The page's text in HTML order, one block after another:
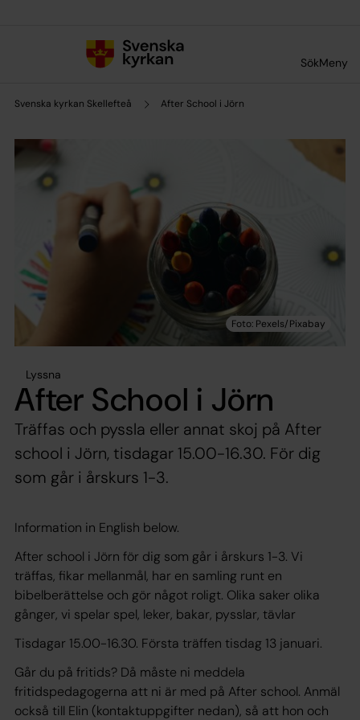
SökMeny
Svenska kyrkan Skellefteå After School i Jörn
Lyssna
After School i Jörn
Träffas och pyssla eller annat skoj på After
school i Jörn, tisdagar 15.00-16.30. För dig
som går i årskurs 1-3.
Information in English below.
After school i Jörn för dig som går i årskurs 1-3. Vi
träffas, fikar mellanmål, har en samling runt en
bibelberättelse och gör något roligt. Olika saker olika
gånger, vi spelar spel, leker, bakar, pysslar, tävlar
Tisdagar 15.00-16.30. Första träffen tisdag 13 januari.
Går du på fritids? Då måste ni meddela
fritidspedagogerna att ni är med på After school. Anmäl
också till Elin (kontaktuppgifter nedan), så att hon och